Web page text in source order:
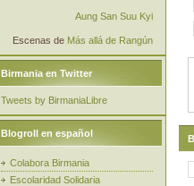
Aung San Suu Kyi
Escenas de Más allá de Rangún
Birmania en Twitter
Tweets by BirmaniaLibre
Blogroll en español
Colabora Birmania
Escolaridad Solidaria